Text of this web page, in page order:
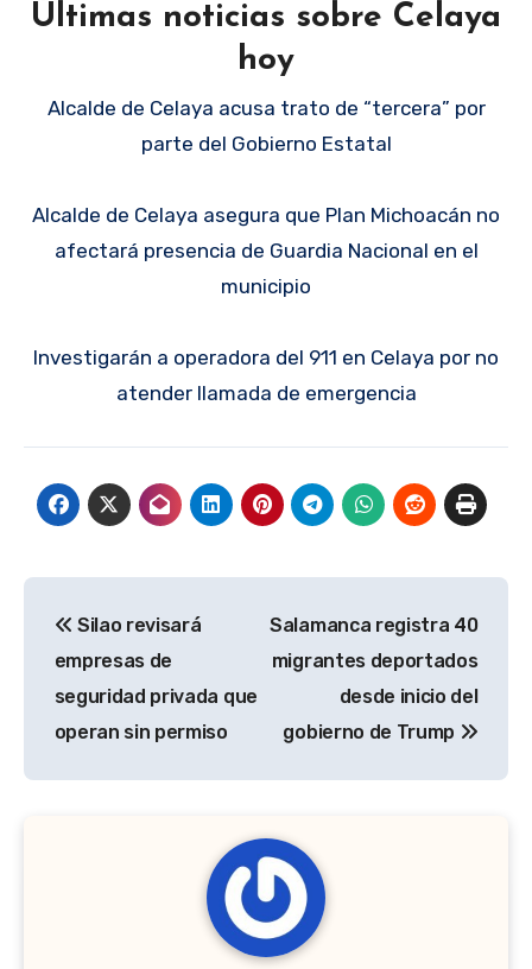
Últimas noticias sobre Celaya
hoy
Alcalde de Celaya acusa trato de “tercera” por
parte del Gobierno Estatal
Alcalde de Celaya asegura que Plan Michoacán no
afectará presencia de Guardia Nacional en el
municipio
Investigarán a operadora del 911 en Celaya por no
atender llamada de emergencia
de
entradas
Silao revisará
empresas de
seguridad privada que
operan sin permiso
Salamanca registra 40
migrantes deportados
desde inicio del
gobierno de Trump